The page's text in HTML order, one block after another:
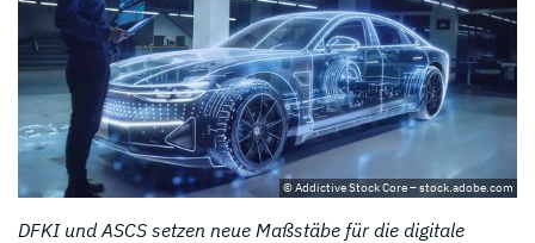
© Addictive Stock Core – stock.adobe.com
DFKI und ASCS setzen neue Maßstäbe für die digitale